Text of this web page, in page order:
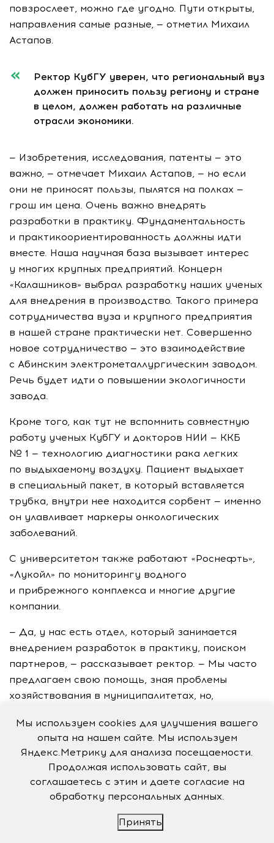
повзрослеет, можно где угодно. Пути открыты,
направления самые разные, — отметил Михаил
Астапов.
Ректор КубГУ уверен, что региональный вуз
должен приносить пользу региону и стране
в целом, должен работать на различные
отрасли экономики.
— Изобретения, исследования, патенты — это
важно, — отмечает Михаил Астапов, — но если
они не приносят пользы, пылятся на полках —
грош им цена. Очень важно внедрять
разработки в практику. Фундаментальность
и практикоориентированность должны идти
вместе. Наша научная база вызывает интерес
у многих крупных предприятий. Концерн
«Калашников» выбрал разработку наших ученых
для внедрения в производство. Такого примера
сотрудничества вуза и крупного предприятия
в нашей стране практически нет. Совершенно
новое сотрудничество — это взаимодействие
с Абинским электрометаллургическим заводом.
Речь будет идти о повышении экологичности
завода.
Кроме того, как тут не вспомнить совместную
работу ученых КубГУ и докторов НИИ — ККБ
№ 1 — технологию диагностики рака легких
по выдыхаемому воздуху. Пациент выдыхает
в специальный пакет, в который вставляется
трубка, внутри нее находится сорбент — именно
он улавливает маркеры онкологических
заболеваний.
С университетом также работают «Роснефть»,
«Лукойл» по мониторингу водного
и прибрежного комплекса и многие другие
компании.
— Да, у нас есть отдел, который занимается
внедрением разработок в практику, поиском
партнеров, — рассказывает ректор. — Мы часто
предлагаем свою помощь, зная проблемы
хозяйствования в муниципалитетах, но,
точечно, целенаправленно. Да и у многих
хозяйственниковпочему-тоо нашем вузе
стереотипное представление. Многие даже
понятия не имеют обо всех наших возможностях.
А они действительно широкие.
Также Михаил Борисович рассказал
о посещении вуза председателем
Мы используем cookies для улучшения вашего
опыта на нашем сайте. Мы используем
Яндекс.Метрику для анализа посещаемости.
Продолжая использовать сайт, вы
соглашаетесь с этим и даете согласие на
обработку персональных данных.
Принять